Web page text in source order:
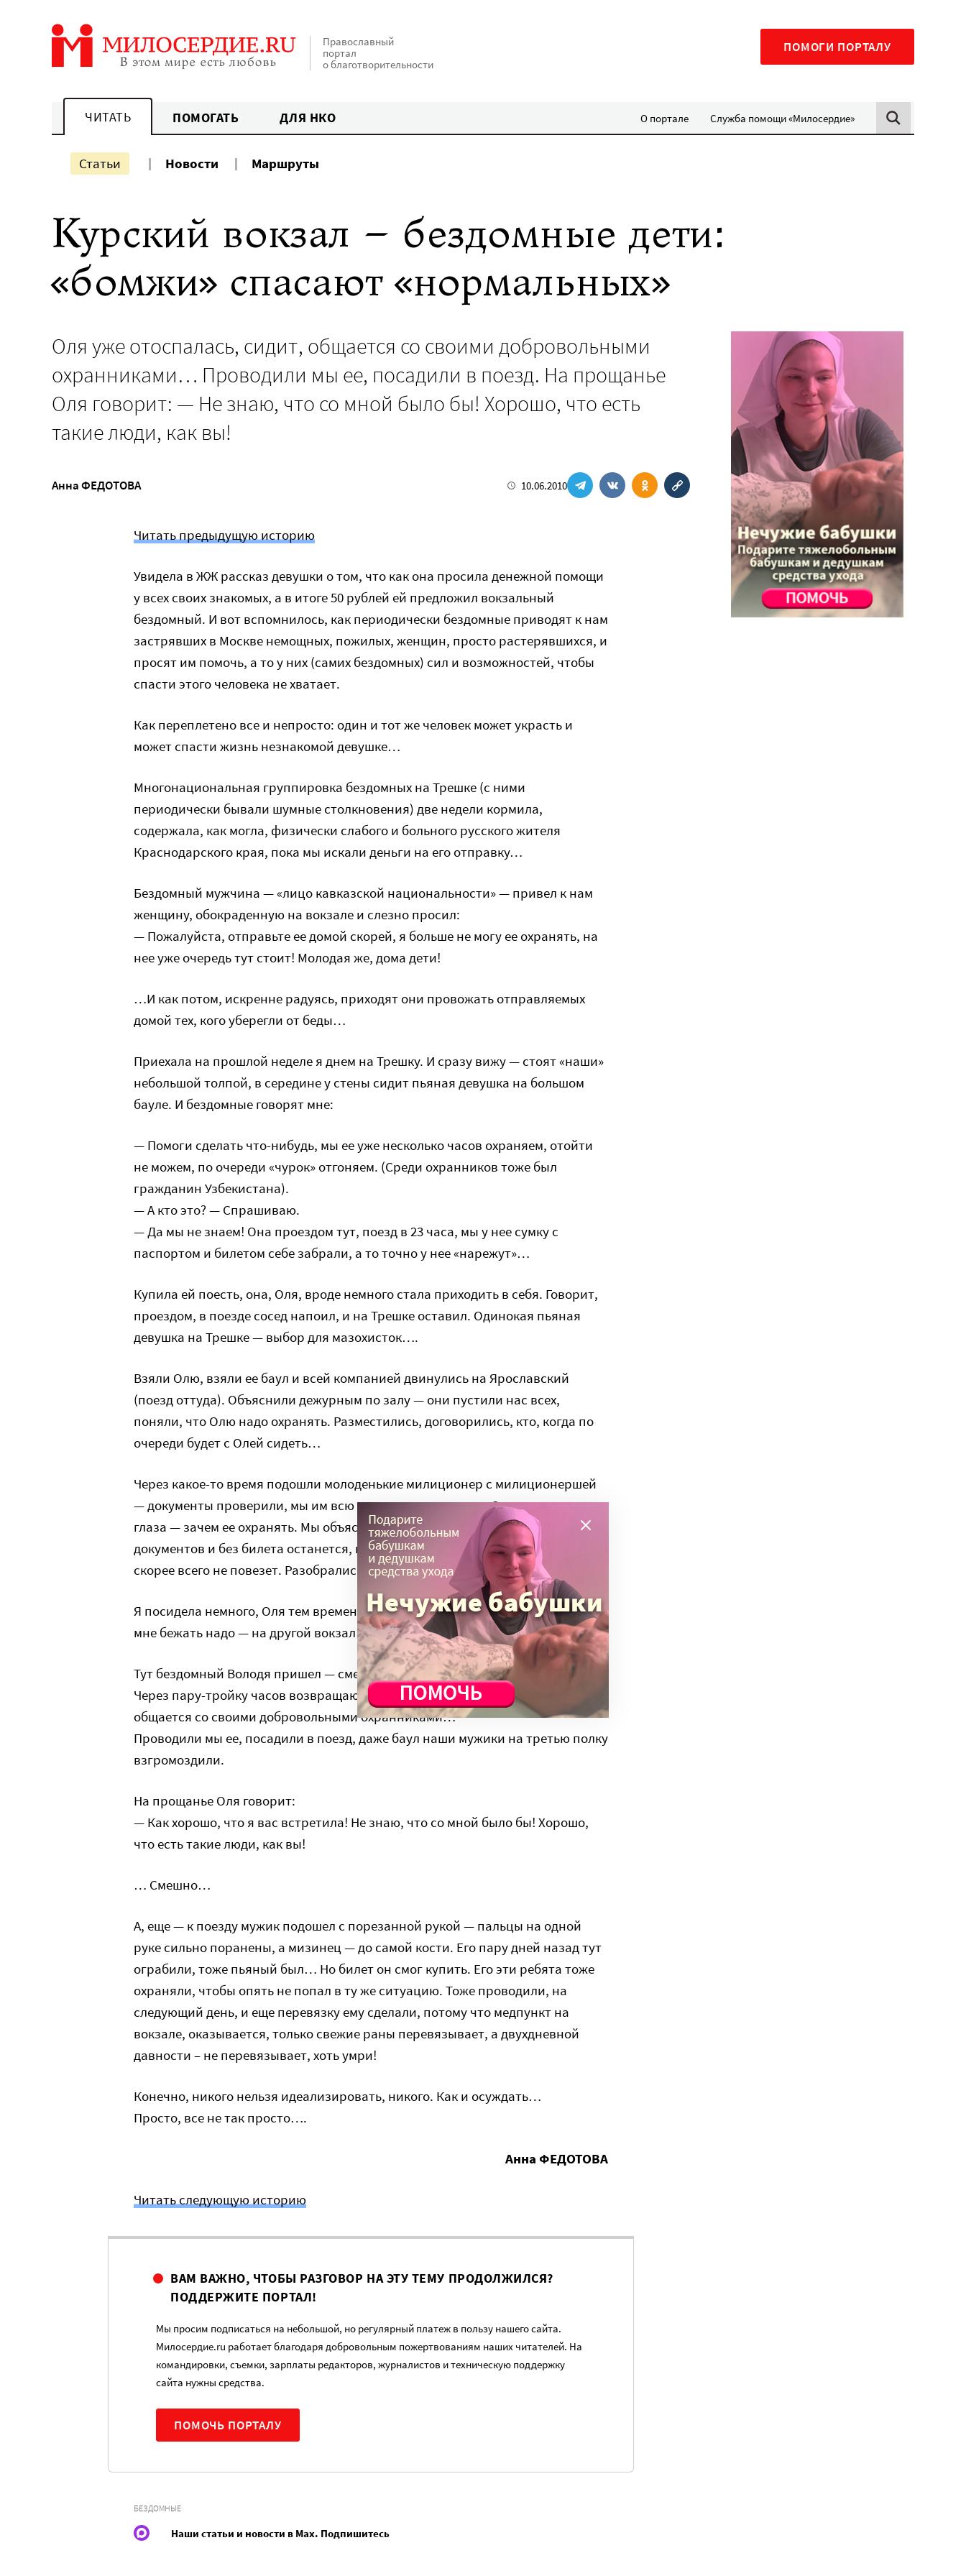
Православный
портал
о благотворительности
ПОМОГИ ПОРТАЛУ
ЧИТАТЬ ПОМОГАТЬ ДЛЯ НКО О портале Служба помощи «Милосердие»
Статьи Новости Маршруты
Курский вокзал – бездомные дети:
«бомжи» спасают «нормальных»
Оля уже отоспалась, сидит, общается со своими добровольными
охранниками… Проводили мы ее, посадили в поезд. На прощанье
Оля говорит: — Не знаю, что со мной было бы! Хорошо, что есть
такие люди, как вы!
Анна ФЕДОТОВА 10.06.2010
Читать предыдущую историю
Увидела в ЖЖ рассказ девушки о том, что как она просила денежной помощи
у всех своих знакомых, а в итоге 50 рублей ей предложил вокзальный
бездомный. И вот вспомнилось, как периодически бездомные приводят к нам
застрявших в Москве немощных, пожилых, женщин, просто растерявшихся, и
просят им помочь, а то у них (самих бездомных) сил и возможностей, чтобы
спасти этого человека не хватает.
Как переплетено все и непросто: один и тот же человек может украсть и
может спасти жизнь незнакомой девушке…
Многонациональная группировка бездомных на Трешке (с ними
периодически бывали шумные столкновения) две недели кормила,
содержала, как могла, физически слабого и больного русского жителя
Краснодарского края, пока мы искали деньги на его отправку…
Бездомный мужчина — «лицо кавказской национальности» — привел к нам
женщину, обокраденную на вокзале и слезно просил:
— Пожалуйста, отправьте ее домой скорей, я больше не могу ее охранять, на
нее уже очередь тут стоит! Молодая же, дома дети!
…И как потом, искренне радуясь, приходят они провожать отправляемых
домой тех, кого уберегли от беды…
Приехала на прошлой неделе я днем на Трешку. И сразу вижу — стоят «наши»
небольшой толпой, в середине у стены сидит пьяная девушка на большом
бауле. И бездомные говорят мне:
— Помоги сделать что-нибудь, мы ее уже несколько часов охраняем, отойти
не можем, по очереди «чурок» отгоняем. (Среди охранников тоже был
гражданин Узбекистана).
— А кто это? — Спрашиваю.
— Да мы не знаем! Она проездом тут, поезд в 23 часа, мы у нее сумку с
паспортом и билетом себе забрали, а то точно у нее «нарежут»…
Купила ей поесть, она, Оля, вроде немного стала приходить в себя. Говорит,
проездом, в поезде сосед напоил, и на Трешке оставил. Одинокая пьяная
девушка на Трешке — выбор для мазохисток….
Взяли Олю, взяли ее баул и всей компанией двинулись на Ярославский
(поезд оттуда). Объяснили дежурным по залу — они пустили нас всех,
поняли, что Олю надо охранять. Разместились, договорились, кто, когда по
очереди будет с Олей сидеть…
Через какое-то время подошли молоденькие милиционер с милиционершей
— документы проверили, мы им всю историю рассказали. Они — круглые
глаза — зачем ее охранять. Мы объясняем, что минимум она тут без
документов и без билета останется, про все остальное — как повезет, но
скорее всего не повезет. Разобрались…
Я посидела немного, Оля тем временем на меня облокотилась и заснула, а
мне бежать надо — на другой вокзал…
Тут бездомный Володя пришел — сменил меня.
Через пару-тройку часов возвращаюсь… Оля уже отоспалась, сидит,
общается со своими добровольными охранниками…
Проводили мы ее, посадили в поезд, даже баул наши мужики на третью полку
взгромоздили.
На прощанье Оля говорит:
— Как хорошо, что я вас встретила! Не знаю, что со мной было бы! Хорошо,
что есть такие люди, как вы!
… Смешно…
А, еще — к поезду мужик подошел с порезанной рукой — пальцы на одной
руке сильно поранены, а мизинец — до самой кости. Его пару дней назад тут
ограбили, тоже пьяный был… Но билет он смог купить. Его эти ребята тоже
охраняли, чтобы опять не попал в ту же ситуацию. Тоже проводили, на
следующий день, и еще перевязку ему сделали, потому что медпункт на
вокзале, оказывается, только свежие раны перевязывает, а двухдневной
давности – не перевязывает, хоть умри!
Конечно, никого нельзя идеализировать, никого. Как и осуждать…
Просто, все не так просто….
Анна ФЕДОТОВА
Читать следующую историю
ВАМ ВАЖНО, ЧТОБЫ РАЗГОВОР НА ЭТУ ТЕМУ ПРОДОЛЖИЛСЯ?
ПОДДЕРЖИТЕ ПОРТАЛ!
Мы просим подписаться на небольшой, но регулярный платеж в пользу нашего сайта.
Милосердие.ru работает благодаря добровольным пожертвованиям наших читателей. На
командировки, съемки, зарплаты редакторов, журналистов и техническую поддержку
сайта нужны средства.
ПОМОЧЬ ПОРТАЛУ
БЕЗДОМНЫЕ
Наши статьи и новости в Max. Подпишитесь